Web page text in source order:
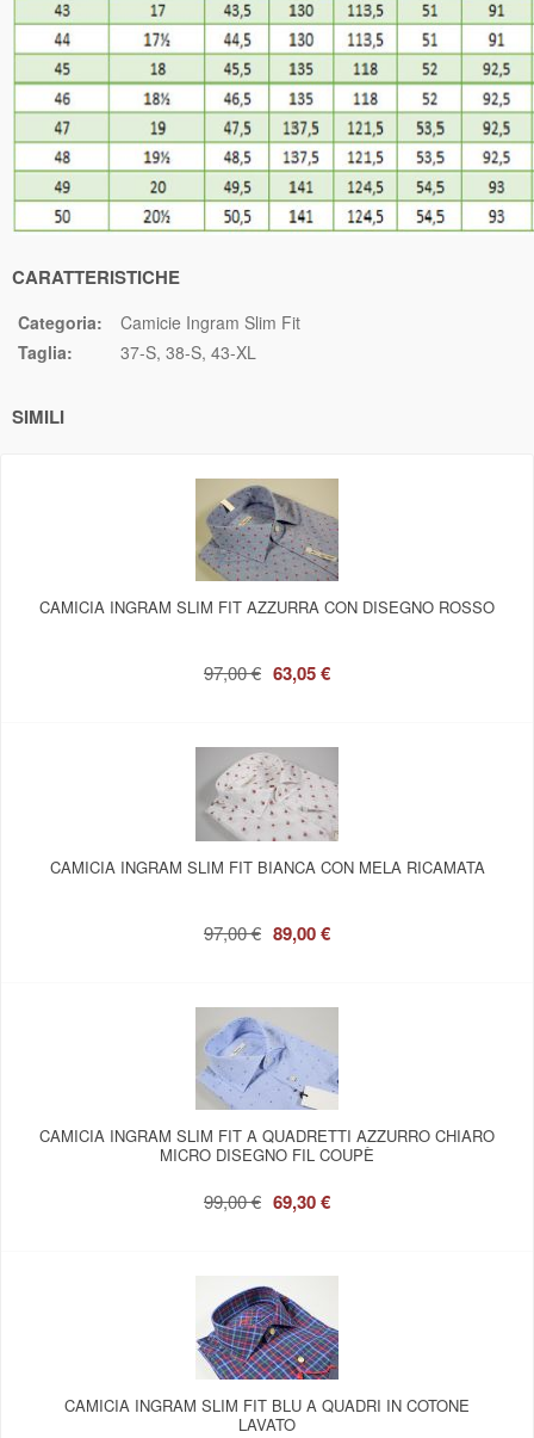
CARATTERISTICHE
Categoria:
Camicie Ingram Slim Fit
Taglia:
37-S 38-S 43-XL
SIMILI
CAMICIA INGRAM SLIM FIT AZZURRA CON DISEGNO ROSSO
97,00 € 63,05 €
CAMICIA INGRAM SLIM FIT BIANCA CON MELA RICAMATA
97,00 € 89,00 €
CAMICIA INGRAM SLIM FIT A QUADRETTI AZZURRO CHIARO
MICRO DISEGNO FIL COUPÈ
99,00 € 69,30 €
CAMICIA INGRAM SLIM FIT BLU A QUADRI IN COTONE
LAVATO